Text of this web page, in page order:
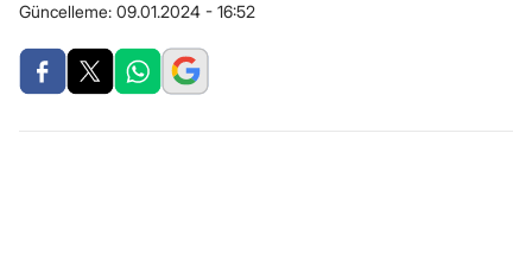
Güncelleme: 09.01.2024 - 16:52